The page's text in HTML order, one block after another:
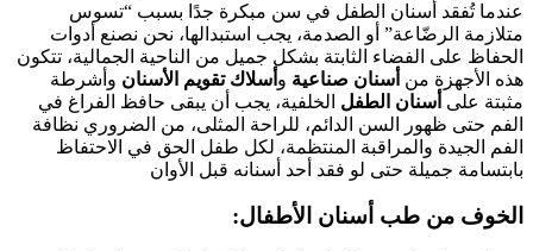
عندما تُفقد أسنان الطفل في سن مبكرة جدًا بسبب “تسوس
متلازمة الرضّاعة” أو الصدمة، يجب استبدالها، نحن نصنع أدوات
الحفاظ على الفضاء الثابتة بشكل جميل من الناحية الجمالية، تتكون
هذه الأجهزة من أسنان صناعية و أسلاك تقويم الأسنان وأشرطة
مثبتة على أسنان الطفل الخلفية، يجب أن يبقى حافظ الفراغ في
الفم حتى ظهور السن الدائم، للراحة المثلى، من الضروري نظافة
الفم الجيدة والمراقبة المنتظمة، لكل طفل الحق في الاحتفاظ
بابتسامة جميلة حتى لو فقد أحد أسنانه قبل الأوان
:الخوف من طب أسنان الأطفال